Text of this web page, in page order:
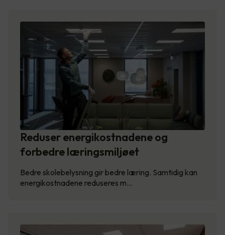
Reduser energikostnadene og
forbedre læringsmiljøet
Bedre skolebelysning gir bedre læring. Samtidig kan
energikostnadene reduseres m…